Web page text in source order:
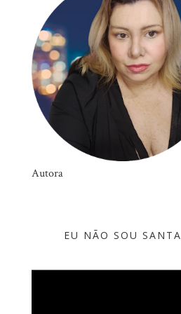
Autora
EU NÃO SOU SANTA